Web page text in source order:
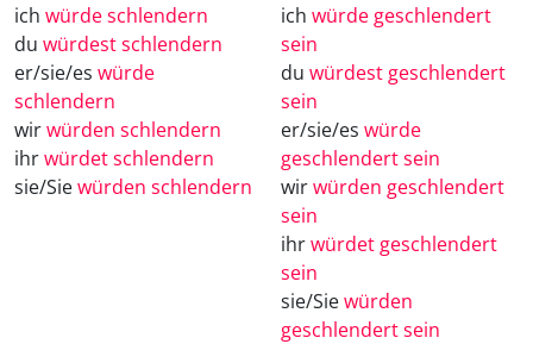
ich würde schlendern
du würdest schlendern
er/sie/es würde
schlendern
wirwürden schlendern
ihrwürdet schlendern
sie/Siewürden schlendern
ich würde geschlendert
sein
du würdest geschlendert
sein
er/sie/es würde
geschlendert sein
wirwürden geschlendert
sein
ihrwürdet geschlendert
sein
sie/Siewürden
geschlendert sein